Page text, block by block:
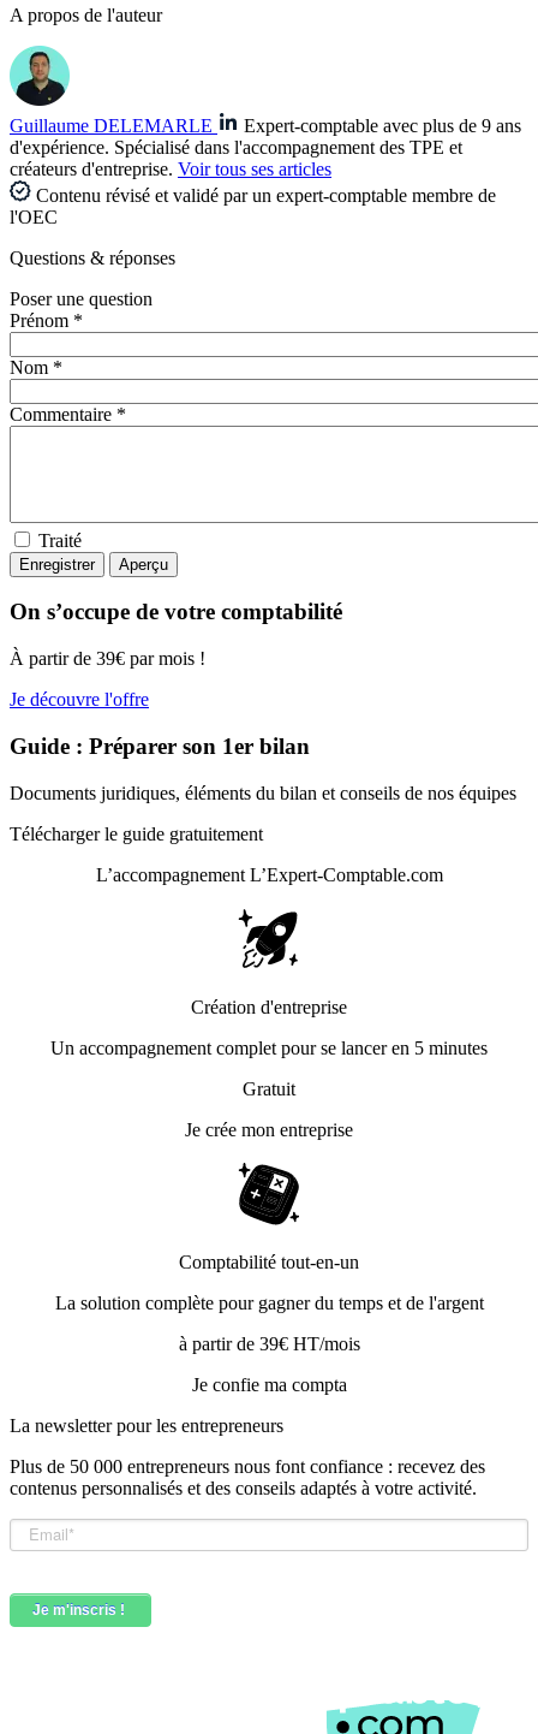
A propos de l'auteur
Guillaume DELEMARLE
Expert-comptable avec plus de 9 ans
d'expérience. Spécialisé dans l'accompagnement des TPE et
créateurs d'entreprise. Voir tous ses articles
Contenu révisé et validé par un expert-comptable membre de
l'OEC
Questions & réponses
Poser une question
Prénom *
Nom *
Commentaire *
Traité
On s’occupe de votre comptabilité
À partir de 39€ par mois !
Je découvre l'offre
Guide : Préparer son 1er bilan
Documents juridiques, éléments du bilan et conseils de nos équipes
Télécharger le guide gratuitement
L’accompagnement L’Expert-Comptable.com
Création d'entreprise
Un accompagnement complet pour se lancer en 5 minutes
Gratuit
Je crée mon entreprise
Comptabilité tout-en-un
La solution complète pour gagner du temps et de l'argent
à partir de 39€ HT/mois
Je confie ma compta
La newsletter pour les entrepreneurs
Plus de 50 000 entrepreneurs nous font confiance : recevez des
contenus personnalisés et des conseils adaptés à votre activité.